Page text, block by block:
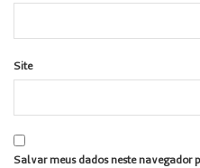
Site
Salvar meus dados neste navegador